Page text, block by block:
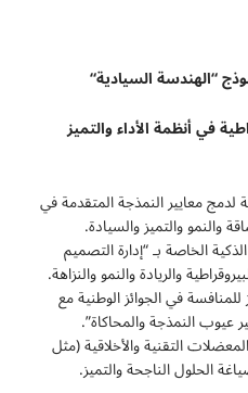
“الهندسة السيادية“
في أنظمة الأداء والتميز
لدمج معايير النمذجة المتقدمة في
والنمو والتميز والسيادة.
الخاصة بـ “إدارة التصميم
والريادة والنمو والنزاهة.
في الجوائز الوطنية مع
عيوب النمذجة والمحاكاة”.
التقنية والأخلاقية (مثل
الحلول الناجحة والتميز.